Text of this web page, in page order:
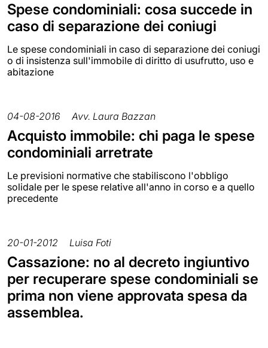
Spese condominiali: cosa succede in
caso di separazione dei coniugi
Le spese condominiali in caso di separazione dei coniugi
o di insistenza sull'immobile di diritto di usufrutto, uso e
abitazione
04-08-2016 Avv. Laura Bazzan
Acquisto immobile: chi paga le spese
condominiali arretrate
Le previsioni normative che stabiliscono l'obbligo
solidale per le spese relative all'anno in corso e a quello
precedente
20-01-2012 Luisa Foti
Cassazione: no al decreto ingiuntivo
per recuperare spese condominiali se
prima non viene approvata spesa da
assemblea.